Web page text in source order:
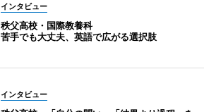
インタビュー
秩父高校・国際教養科
苦手でも大丈夫、英語で広がる選択肢
インタビュー